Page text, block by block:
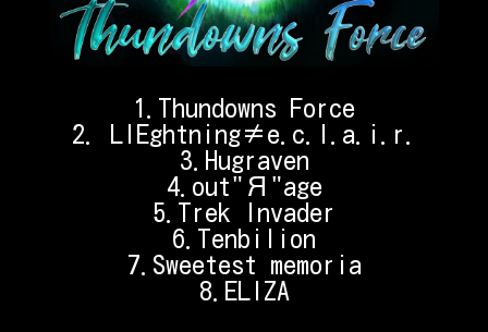
1.Thundowns Force
2. LIEghtning≠e.c.l.a.i.r.
3.Hugraven
4.out"Я"age
5.Trek Invader
6.Tenbilion
7.Sweetest memoria
8.ELIZA